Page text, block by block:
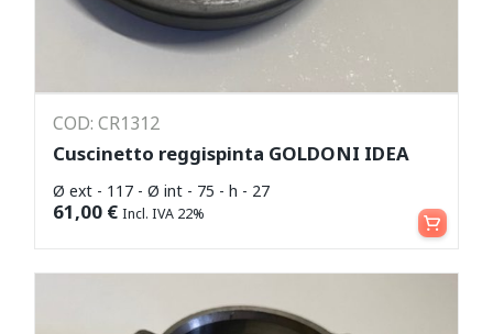
COD: CR1312
Cuscinetto reggispinta GOLDONI IDEA
Ø ext - 117 - Ø int - 75 - h - 27
61,00 € Incl. IVA 22% Aggiungi al carrello